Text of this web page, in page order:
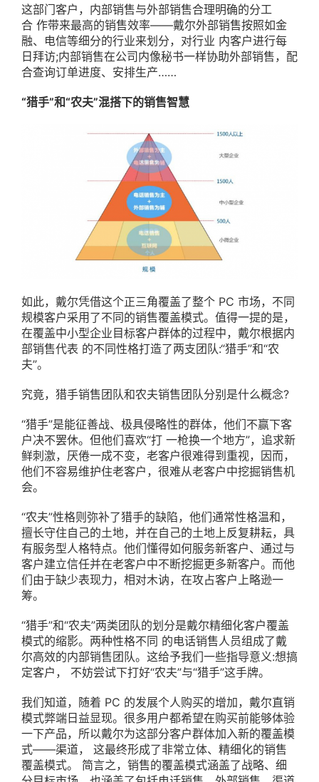
这部门客户，内部销售与外部销售合理明确的分工
合 作带来最高的销售效率——戴尔外部销售按照如金
融、电信等细分的行业来划分，对行业 内客户进行每
日拜访;内部销售在公司内像秘书一样协助外部销售，配
合查询订单进度、安排生产……
“猎手”和“农夫”混搭下的销售智慧
如此，戴尔凭借这个正三角覆盖了整个 PC 市场，不同
规模客户采用了不同的销售覆盖模式。值得一提的是，
在覆盖中小型企业目标客户群体的过程中，戴尔根据内
部销售代表 的不同性格打造了两支团队:“猎手”和“农
夫”。
究竟，猎手销售团队和农夫销售团队分别是什么概念?
“猎手”是能征善战、极具侵略性的群体，他们不赢下客
户决不罢休。但他们喜欢“打 一枪换一个地方”，追求新
鲜刺激，厌倦一成不变，老客户很难得到重视，因而，
他们不容易维护住老客户，很难从老客户中挖掘销售机
会。
“农夫”性格则弥补了猎手的缺陷，他们通常性格温和，
擅长守住自己的土地，并在自己的土地上反复耕耘，具
有服务型人格特点。他们懂得如何服务新客户、通过与
客户建立信任并在老客户中不断挖掘更多新客户。而他
们由于缺少表现力，相对木讷，在攻占客户上略逊一
筹。
“猎手”和“农夫”两类团队的划分是戴尔精细化客户覆盖
模式的缩影。两种性格不同 的电话销售人员组成了戴
尔高效的内部销售团队。这给予我们一些指导意义:想搞
定客户， 不妨尝试下打好“农夫”与“猎手”这手牌。
我们知道，随着 PC 的发展个人购买的增加，戴尔直销
模式弊端日益显现。很多用户都希望在购买前能够体验
一下产品，所以戴尔为这部分客户群体加入新的覆盖模
式——渠道， 这最终形成了非常立体、精细化的销售
覆盖模式。 简言之，销售的覆盖模式涵盖了战略、细